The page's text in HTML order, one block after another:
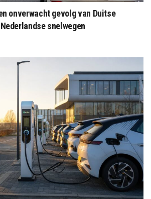
onverwacht gevolg van Duitse
snelwegen